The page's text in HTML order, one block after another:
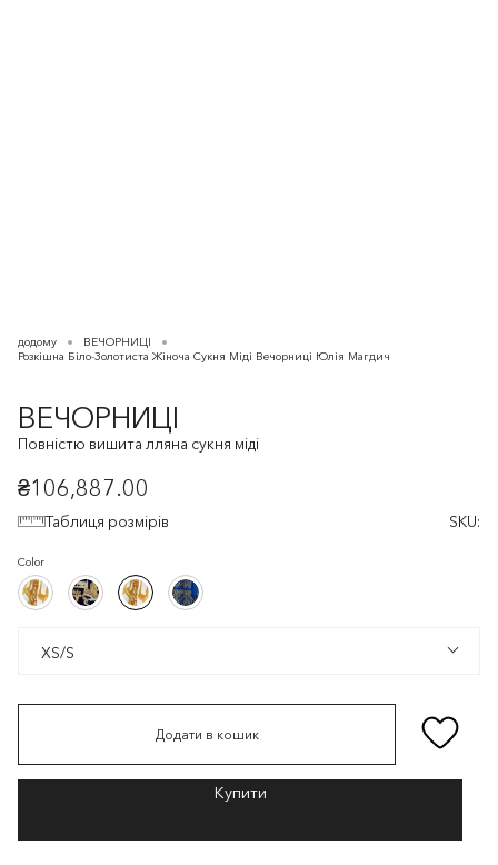
додому
ВЕЧОРНИЦІ
Розкішна Біло-Золотиста Жіноча Сукня Міді Вечорниці Юлія Магдич
ВЕЧОРНИЦІ
Повністю вишита лляна сукня міді
₴106,887.00
Таблиця розмірів SKU:
Color
Білий/
Золотистий
Білий/
Чорний/
Золотистий
Чорний/
Білий/
Золотистий
Білий/
Синій/
Золотистий
Синій/
XS/S
XS/S
Додати в кошик